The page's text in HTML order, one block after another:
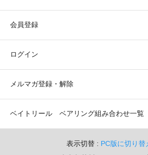
会員登録
ログイン
メルマガ登録・解除
ベイトリール ベアリング組み合わせ一覧
表示切替 : PC版に切り替